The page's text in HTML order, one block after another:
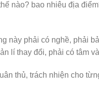
nào? bao nhiêu địa
này phải có nghề, phải
lí thay đổi, phải có tâm
thủ, trách nhiện cho